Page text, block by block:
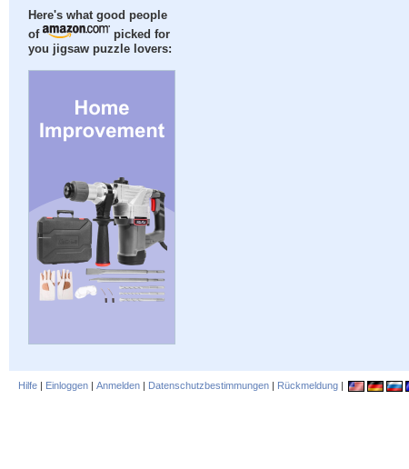
Here's what good people
of
picked for
you jigsaw puzzle lovers:
Hilfe | Einloggen | Anmelden | Datenschutzbestimmungen | Rückmeldung |